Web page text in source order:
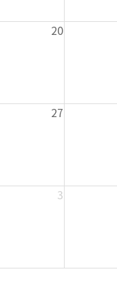
20
27
3